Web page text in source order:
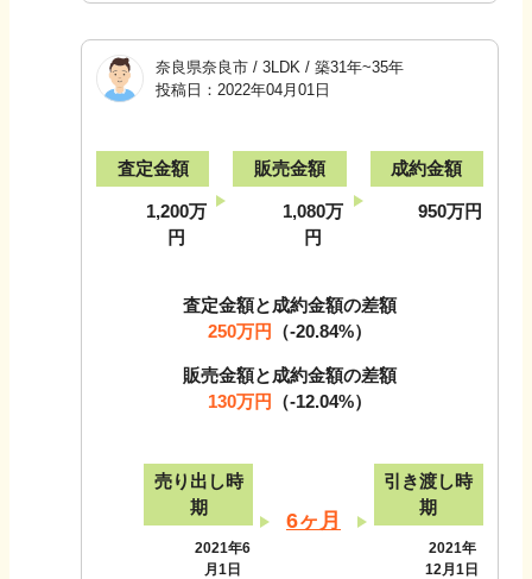
奈良県奈良市 / 3LDK / 築31年~35年
投稿日： 2022年04月01日
査定金額
1,200万
円
販売金額
1,080万
円
成約金額
950万円
査定金額と成約金額の差額
250万円
（-20.84%）
販売金額と成約金額の差額
130万円
（-12.04%）
売り出し時
期
2021年6
月1日
6ヶ月
引き渡し時
期
2021年
12月1日